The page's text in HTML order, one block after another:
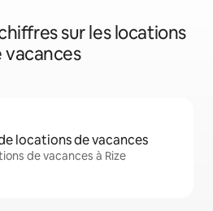
sur les locations
vacances
locations de vacances
de vacances à Rize